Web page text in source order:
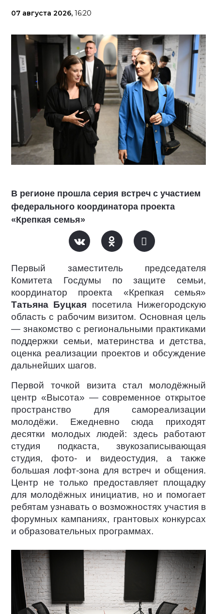
07 августа 2026, 16:20
В регионе прошла серия встреч с участием
федерального координатора проекта
«Крепкая семья»
Первый заместитель председателя
Комитета Госдумы по защите семьи,
координатор проекта «Крепкая семья»
Татьяна Буцкая посетила Нижегородскую
область с рабочим визитом. Основная цель
— знакомство с региональными практиками
поддержки семьи, материнства и детства,
оценка реализации проектов и обсуждение
дальнейших шагов.
Первой точкой визита стал молодёжный
центр «Высота» — современное открытое
пространство для самореализации
молодёжи. Ежедневно сюда приходят
десятки молодых людей: здесь работают
студия подкаста, звукозаписывающая
студия, фото- и видеостудия, а также
большая лофт-зона для встреч и общения.
Центр не только предоставляет площадку
для молодёжных инициатив, но и помогает
ребятам узнавать о возможностях участия в
форумных кампаниях, грантовых конкурсах
и образовательных программах.